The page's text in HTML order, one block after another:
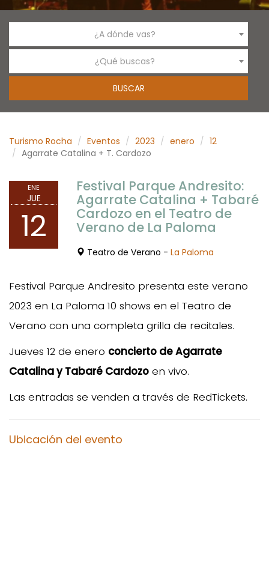
¿A dónde vas?
¿Qué buscas?
Turismo Rocha Eventos 2023 enero
12
Agarrate Catalina + T. Cardozo
ENE
JUE
12
Festival Parque Andresito:
Agarrate Catalina + Tabaré
Cardozo en el Teatro de
Verano de La Paloma
Teatro de Verano - La Paloma
Festival Parque Andresito presenta este verano
2023 en La Paloma 10 shows en el Teatro de
Verano con una completa grilla de recitales.
Jueves 12 de enero concierto de Agarrate
Catalina y Tabaré Cardozo en vivo.
Las entradas se venden a través de RedTickets.
Ubicación del evento